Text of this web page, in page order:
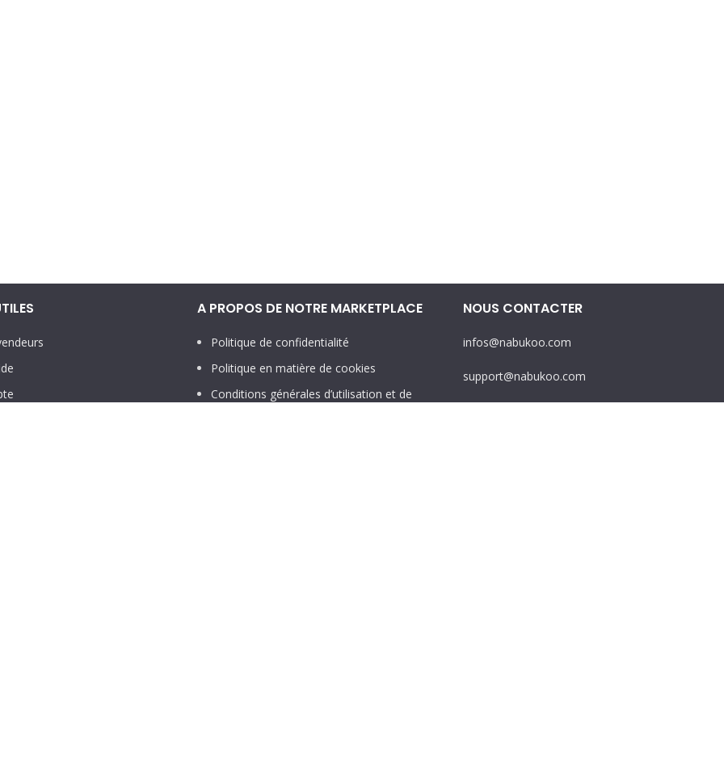
A PROPOS DE NOTRE MARKETPLACE
Politique de confidentialité
Politique en matière de cookies
Conditions générales d’utilisation et de
NOUS CONTACTER
infos@nabukoo.com
support@nabukoo.com